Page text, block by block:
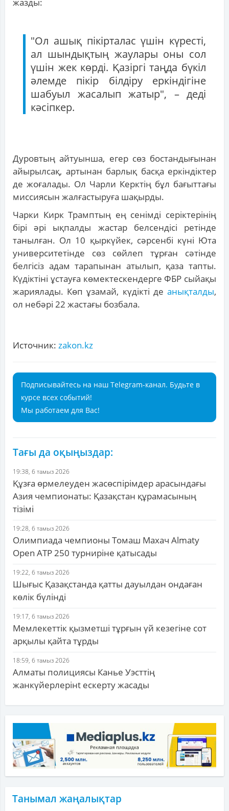
жазды:
"Ол ашық пікірталас үшін күресті,
ал шындықтың жаулары оны сол
үшін жек көрді. Қазіргі таңда бүкіл
әлемде пікір білдіру еркіндігіне
шабуыл жасалып жатыр", – деді
кәсіпкер.
Дуровтың айтуынша, егер сөз бостандығынан
айырылсақ, артынан барлық басқа еркіндіктер
де жоғалады. Ол Чарли Керктің бұл бағыттағы
миссиясын жалғастыруға шақырды.
Чарки Кирк Трамптың ең сенімді серіктерінің
бірі әрі ықпалды жастар белсендісі ретінде
танылған. Ол 10 қыркүйек, сәрсенбі күні Юта
университетінде сөз сөйлеп тұрған сәтінде
белгісіз адам тарапынан атылып, қаза тапты.
Күдіктіні ұстауға көмектескендерге ФБР сыйақы
жариялады. Көп ұзамай, күдікті де анықталды,
ол небәрі 22 жастағы бозбала.
Источник: zakon.kz
Подписывайтесь на наш Telegram-канал. Будьте в
курсе всех событий!
Мы работаем для Вас!
Тағы да оқыңыздар:
19:38, 6 тамыз 2026
Құзға өрмелеуден жасөспірімдер арасындағы
Азия чемпионаты: Қазақстан құрамасының
тізімі
19:28, 6 тамыз 2026
Олимпиада чемпионы Томаш Махач Almaty
Open ATP 250 турниріне қатысады
19:22, 6 тамыз 2026
Шығыс Қазақстанда қатты дауылдан ондаған
көлік бүлінді
19:17, 6 тамыз 2026
Мемлекеттік қызметші тұрғын үй кезегіне сот
арқылы қайта тұрды
18:59, 6 тамыз 2026
Алматы полициясы Канье Уэсттің
жанкүйерлерінt ескерту жасады
Танымал жаңалықтар